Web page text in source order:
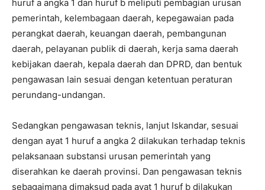
huruf a angka 1 dan huruf b meliputi pembagian urusan
pemerintah, kelembagaan daerah, kepegawaian pada
perangkat daerah, keuangan daerah, pembangunan
daerah, pelayanan publik di daerah, kerja sama daerah
kebijakan daerah, kepala daerah dan DPRD, dan bentuk
pengawasan lain sesuai dengan ketentuan peraturan
perundang-undangan.
Sedangkan pengawasan teknis, lanjut Iskandar, sesuai
dengan ayat 1 huruf a angka 2 dilakukan terhadap teknis
pelaksanaan substansi urusan pemerintah yang
diserahkan ke daerah provinsi. Dan pengawasan teknis
sebagaimana dimaksud pada ayat 1 huruf b dilakukan